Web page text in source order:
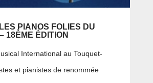
PIANOS FOLIES DU
18ÈME ÉDITION
International au Touquet-
et pianistes de renommée